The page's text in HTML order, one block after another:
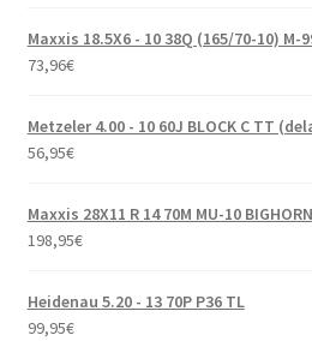
Maxxis 18.5X6 - 10 38Q (165/70-10) M-
73,96€
Metzeler 4.00 - 10 60J BLOCK C TT
56,95€
Maxxis 28X11 R 14 70M MU-10
198,95€
Heidenau 5.20 - 13 70P P36 TL
99,95€